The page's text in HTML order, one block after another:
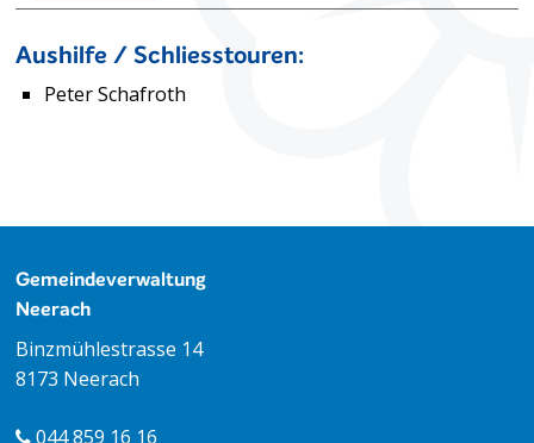
Beschreibung Saalwartung
Aushilfe / Schliesstouren:
Peter Schafroth
Footer
Gemeindeverwaltung
Neerach
Binzmühlestrasse 14
8173 Neerach
044 859 16 16